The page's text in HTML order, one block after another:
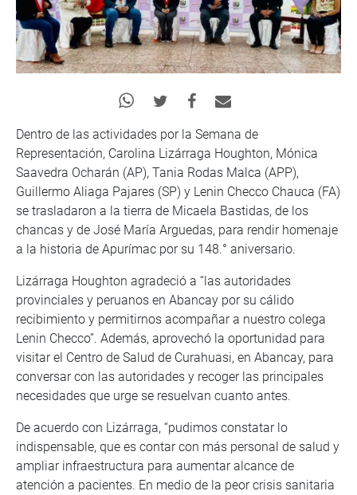
Dentro de las actividades por la Semana de
Representación, Carolina Lizárraga Houghton, Mónica
Saavedra Ocharán (AP), Tania Rodas Malca (APP),
Guillermo Aliaga Pajares (SP) y Lenin Checco Chauca (FA)
se trasladaron a la tierra de Micaela Bastidas, de los
chancas y de José María Arguedas, para rendir homenaje
a la historia de Apurímac por su 148.° aniversario.
Lizárraga Houghton agradeció a “las autoridades
provinciales y peruanos en Abancay por su cálido
recibimiento y permitirnos acompañar a nuestro colega
Lenin Checco”. Además, aprovechó la oportunidad para
visitar el Centro de Salud de Curahuasi, en Abancay, para
conversar con las autoridades y recoger las principales
necesidades que urge se resuelvan cuanto antes.
De acuerdo con Lizárraga, “pudimos constatar lo
indispensable, que es contar con más personal de salud y
ampliar infraestructura para aumentar alcance de
atención a pacientes. En medio de la peor crisis sanitaria